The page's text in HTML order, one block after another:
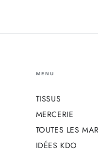
MENU
TISSUS
MERCERIE
TOUTES LES
IDÉES KDO